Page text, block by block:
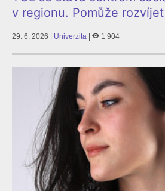
v regionu. Pomůže rozvíjet
29. 6. 2026 | Univerzita 1 904